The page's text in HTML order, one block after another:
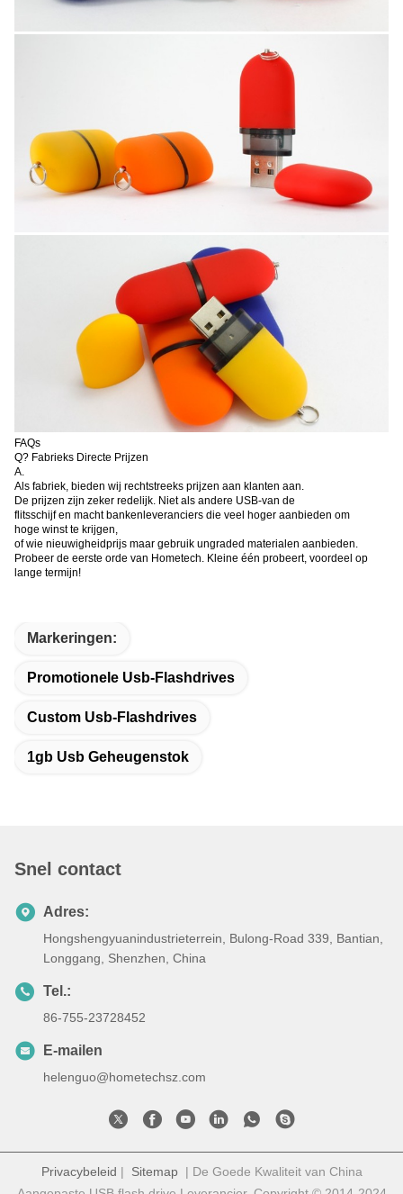
FAQs
Q? Fabrieks Directe Prijzen
A.
Als fabriek, bieden wij rechtstreeks prijzen aan klanten aan.
De prijzen zijn zeker redelijk. Niet als andere USB-van de
flitsschijf en macht bankenleveranciers die veel hoger aanbieden om
hoge winst te krijgen,
of wie nieuwigheidprijs maar gebruik ungraded materialen aanbieden.
Probeer de eerste orde van Hometech. Kleine één probeert, voordeel op
lange termijn!
Markeringen:
Promotionele Usb-Flashdrives
Custom Usb-Flashdrives
1gb Usb Geheugenstok
Snel contact
Adres:
Hongshengyuanindustrieterrein, Bulong-Road 339, Bantian,
Longgang, Shenzhen, China
Tel.:
86-755-23728452
E-mailen
helenguo@hometechsz.com
Privacybeleid | Sitemap| De Goede Kwaliteit van China